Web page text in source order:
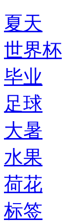
夏天
世界杯
毕业
足球
大暑
水果
荷花
标签